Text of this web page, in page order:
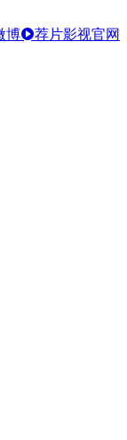
博
荐片影视官网